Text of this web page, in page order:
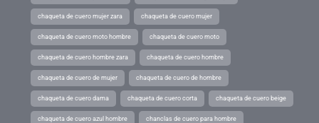
chaqueta de cuero mujer zara chaqueta de cuero mujer
chaqueta de cuero moto hombre chaqueta de cuero moto
chaqueta de cuero hombre zara chaqueta de cuero hombre
chaqueta de cuero de mujer chaqueta de cuero de hombre
chaqueta de cuero dama chaqueta de cuero corta chaqueta de cuero beige
chaqueta de cuero azul hombre chanclas de cuero para hombre